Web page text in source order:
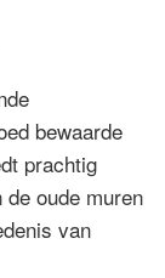
bewaarde
prachtig
oude muren
van